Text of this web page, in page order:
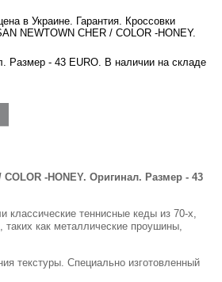
в Украине. Гарантия. Кроссовки
NEWTOWN CHER / COLOR -HONEY.
Размер - 43 EURO. В наличии на складе
-HONEY. Оригинал. Размер - 43
классические теннисные кеды из 70-х,
как металлические проушины,
текстуры. Специально изготовленный